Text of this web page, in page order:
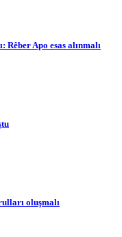
Rêber Apo esas alınmalı
oluşmalı